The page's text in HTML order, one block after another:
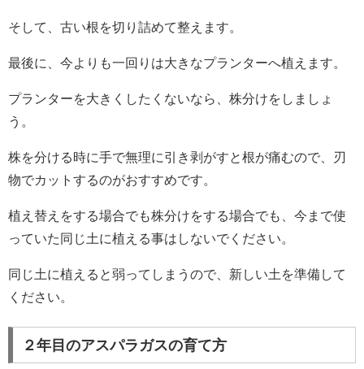
そして、古い根を切り詰めて整えます。
最後に、今よりも一回りは大きなプランターへ植えます。
プランターを大きくしたくないなら、株分けをしましょ
う。
株を分ける時に手で無理に引き剥がすと根が痛むので、刃
物でカットするのがおすすめです。
植え替えをする場合でも株分けをする場合でも、今まで使
っていた同じ土に植える事はしないでください。
同じ土に植えると弱ってしまうので、新しい土を準備して
ください。
２年目のアスパラガスの育て方